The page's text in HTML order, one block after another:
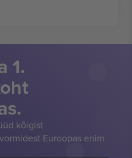
1.
kõigist
Euroopas enim